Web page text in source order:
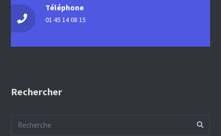
Téléphone
01 45 14 08 15
Rechercher